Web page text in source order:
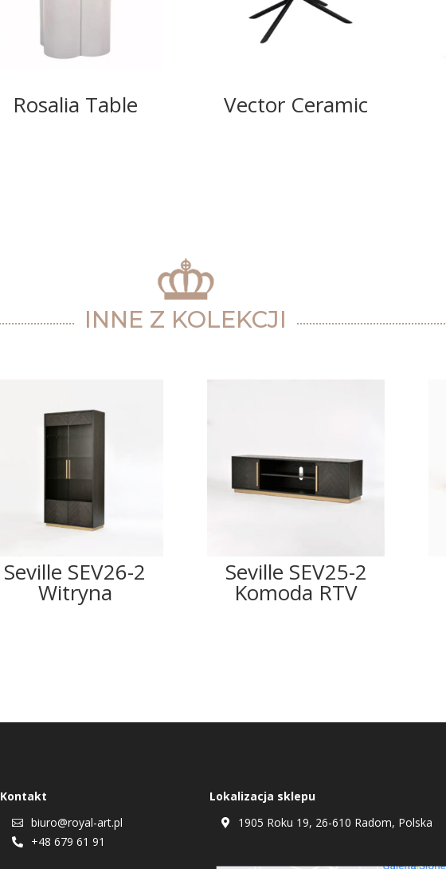
Rosalia Table Vector Ceramic
INNE Z KOLEKCJI
Seville SEV26-2
Witryna
Seville SEV25-2
Komoda RTV
Kontakt
 biuro@royal-art.pl
 +48 679 61 91
Lokalizacja sklepu
 1905 Roku 19, 26-610 Radom, Polska